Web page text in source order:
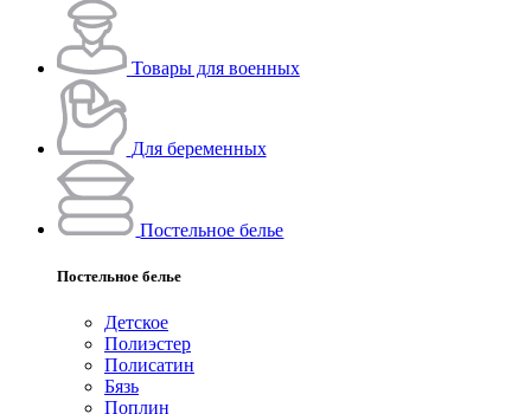
Товары для военных
Для беременных
Постельное белье
Постельное белье
Детское
Полиэстeр
Полисатин
Бязь
Поплин